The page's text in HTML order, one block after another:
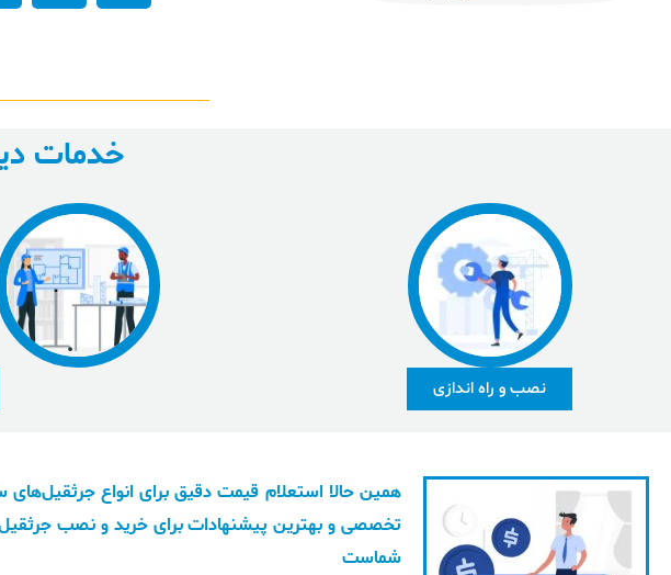
خدمات
نصب و راه اندازی
همین حالا استعلام قیمت دقیق برای انواع
تخصصی و بهترین پیشنهادات برای خرید و نصب
شماست